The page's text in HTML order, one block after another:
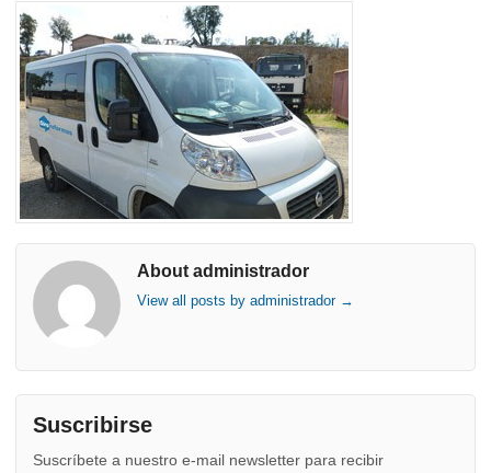
About administrador
View all posts by administrador →
Suscribirse
Suscríbete a nuestro e-mail newsletter para recibir